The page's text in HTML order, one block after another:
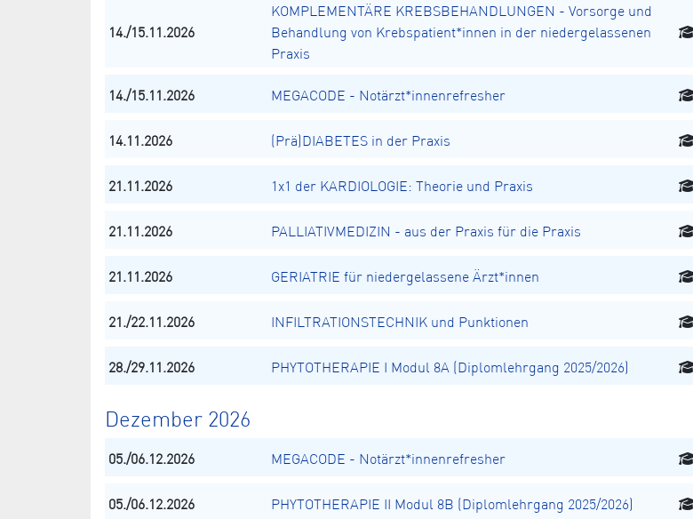
14./15.11.2026
KOMPLEMENTÄRE KREBSBEHANDLUNGEN - Vorsorge und
Behandlung von Krebspatient*innen in der niedergelassenen
Praxis
14./15.11.2026 MEGACODE - Notärzt*innenrefresher
14.11.2026 (Prä)DIABETES in der Praxis
21.11.2026 1x1 der KARDIOLOGIE: Theorie und Praxis
21.11.2026 PALLIATIVMEDIZIN - aus der Praxis für die Praxis
21.11.2026 GERIATRIE für niedergelassene Ärzt*innen
21./22.11.2026 INFILTRATIONSTECHNIK und Punktionen
28./29.11.2026 PHYTOTHERAPIE I Modul 8A (Diplomlehrgang 2025/2026)
Dezember 2026
05./06.12.2026 MEGACODE - Notärzt*innenrefresher
05./06.12.2026 PHYTOTHERAPIE II Modul 8B (Diplomlehrgang 2025/2026)